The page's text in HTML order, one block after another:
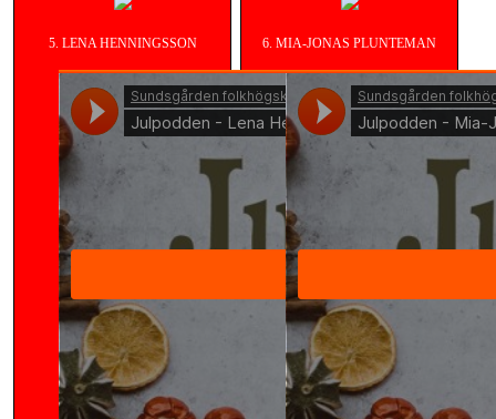
5. LENA HENNINGSSON 6. MIA-JONAS PLUNTEMAN